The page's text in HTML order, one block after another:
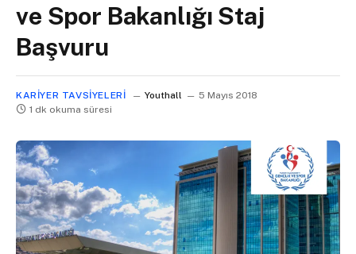
ve Spor Bakanlığı Staj
Başvuru
KARIYER TAVSIYELERI Youthall
5 Mayıs 2018
1 dk okuma süresi